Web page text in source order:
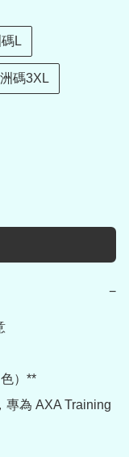
L
碼3XL
−
）**
專為 AXA Training